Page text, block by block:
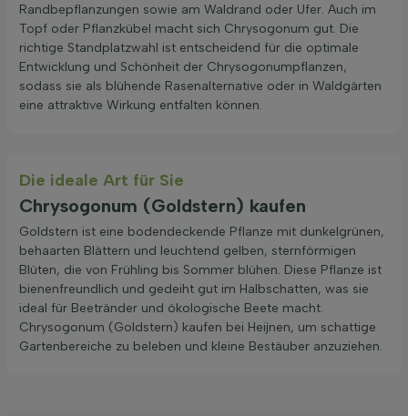
Randbepflanzungen sowie am Waldrand oder Ufer. Auch im
Topf oder Pflanzkübel macht sich Chrysogonum gut. Die
richtige Standplatzwahl ist entscheidend für die optimale
Entwicklung und Schönheit der Chrysogonumpflanzen,
sodass sie als blühende Rasenalternative oder in Waldgärten
eine attraktive Wirkung entfalten können.
Die ideale Art für Sie
Chrysogonum (Goldstern) kaufen
Goldstern ist eine bodendeckende Pflanze mit dunkelgrünen,
behaarten Blättern und leuchtend gelben, sternförmigen
Blüten, die von Frühling bis Sommer blühen. Diese Pflanze ist
bienenfreundlich und gedeiht gut im Halbschatten, was sie
ideal für Beetränder und ökologische Beete macht.
Chrysogonum (Goldstern) kaufen bei Heijnen, um schattige
Gartenbereiche zu beleben und kleine Bestäuber anzuziehen.